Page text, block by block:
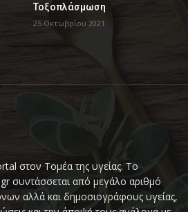
Τοξοπλάσμωση
25 Οκτωβρίου 2021
στον Τομέα της υγείας. Το
συντάσσεται από μεγάλο αριθμό
αλλά και δημοσιογράφους υγείας,